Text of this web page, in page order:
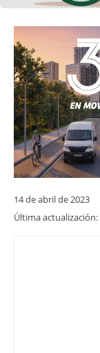
14 de abril de 2023
Última actualización: